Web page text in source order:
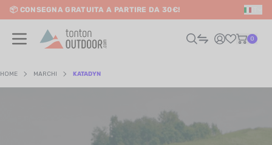
content
📦 CONSEGNA GRATUITA A PARTIRE DA 30€!
0
HOME MARCHI KATADYN